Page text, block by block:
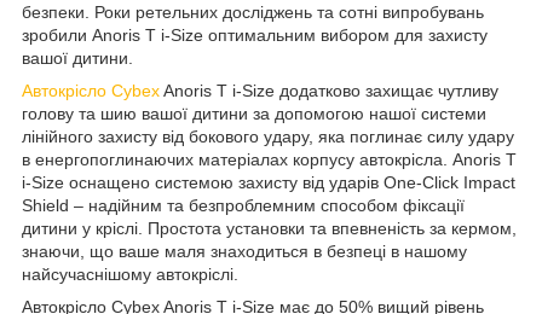
безпеки. Роки ретельних досліджень та сотні випробувань
зробили Anoris T i-Size оптимальним вибором для захисту
вашої дитини.
Автокрісло CybexAnoris T i-Size додатково захищає чутливу
голову та шию вашої дитини за допомогою нашої системи
лінійного захисту від бокового удару, яка поглинає силу удару
в енергопоглинаючих матеріалах корпусу автокрісла. Anoris T
i-Size оснащено системою захисту від ударів One-Click Impact
Shield – надійним та безпроблемним способом фіксації
дитини у кріслі. Простота установки та впевненість за кермом,
знаючи, що ваше маля знаходиться в безпеці в нашому
найсучаснішому автокріслі.
Автокрісло Cybex Anoris T i-Size має до 50% вищий рівень